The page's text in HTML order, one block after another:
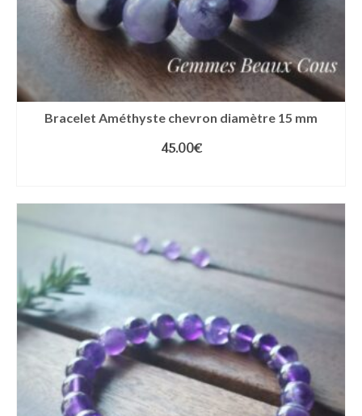
Bracelet Améthyste chevron diamètre 15 mm
45.00€